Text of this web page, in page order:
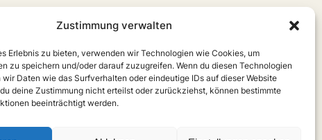
Zustimmung verwalten
Erlebnis zu bieten, verwenden wir Technologien wie Cookies, um
zu speichern und/oder darauf zuzugreifen. Wenn du diesen Technologien
Daten wie das Surfverhalten oder eindeutige IDs auf dieser Website
deine Zustimmung nicht erteilst oder zurückziehst, können bestimmte
beeinträchtigt werden.